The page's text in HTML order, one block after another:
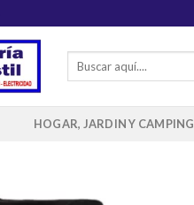
Buscar
HOGAR, JARDIN Y CAMPING